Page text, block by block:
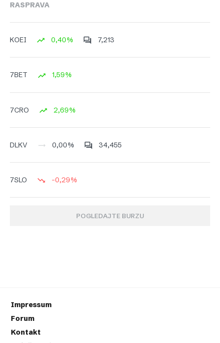
RASPRAVA
KOEI 0,40% 7,213
7BET 1,59%
7CRO 2,69%
DLKV 0,00% 34,455
7SLO -0,29%
POGLEDAJTE BURZU
Impressum
Forum
Kontakt